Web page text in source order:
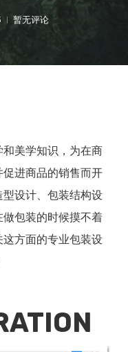
暂无评论
美学知识，为在商
进商品的销售而开
设计、包装结构设
包装的时候摸不着
方面的专业包装设